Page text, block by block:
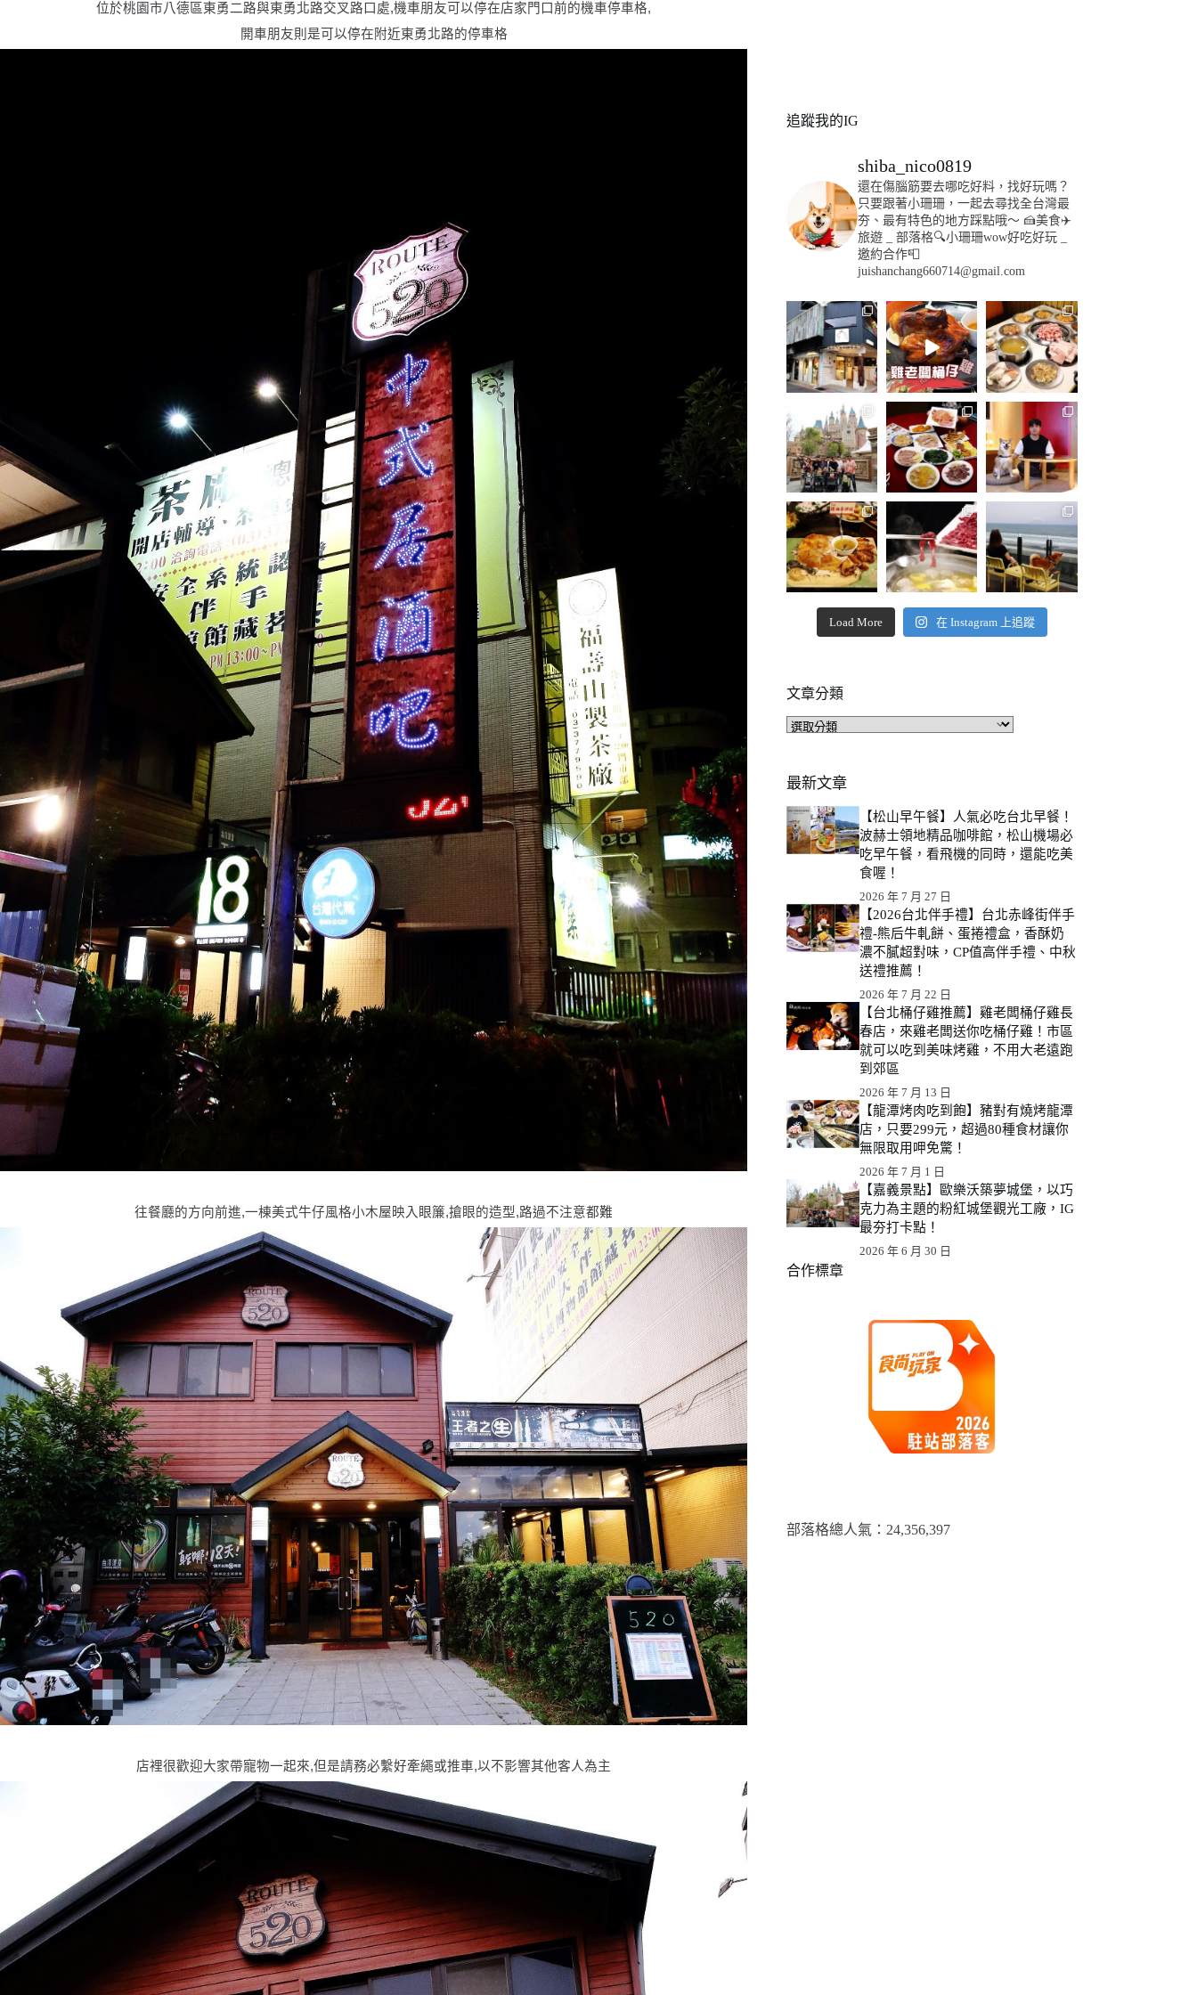
位於桃園市八德區東勇二路與東勇北路交叉路口處,機車朋友可以停在店家門口前的機車停車格,
開車朋友則是可以停在附近東勇北路的停車格
往餐廳的方向前進,一棟美式牛仔風格小木屋映入眼簾,搶眼的造型,路過不注意都難
店裡很歡迎大家帶寵物一起來,但是請務必繫好牽繩或推車,以不影響其他客人為主
追蹤我的IG
shiba_nico0819
還在傷腦筋要去哪吃好料，找好玩嗎？
只要跟著小珊珊，一起去尋找全台灣最
夯、最有特色的地方踩點哦～ 🍰美食✈️
旅遊
部落格🔍小珊珊wow好吃好玩
邀約合作📮
juishanchang660714@gmail.com
Load More 在 Instagram 上追蹤
文章分類
文
類
最新文章
【松山早午餐】人氣必吃台北早餐！
波赫士領地精品咖啡館，松山機場必
吃早午餐，看飛機的同時，還能吃美
食喔！
2026 年 7 月 27 日
【2026台北伴手禮】台北赤峰街伴手
禮-熊后牛軋餅、蛋捲禮盒，香酥奶
濃不膩超對味，CP值高伴手禮、中秋
送禮推薦！
2026 年 7 月 22 日
【台北桶仔雞推薦】雞老闆桶仔雞長
春店，來雞老闆送你吃桶仔雞！市區
就可以吃到美味烤雞，不用大老遠跑
到郊區
2026 年 7 月 13 日
【龍潭烤肉吃到飽】豬對有燒烤龍潭
店，只要299元，超過80種食材讓你
無限取用呷免驚！
2026 年 7 月 1 日
【嘉義景點】歐樂沃築夢城堡，以巧
克力為主題的粉紅城堡觀光工廠，IG
最夯打卡點！
2026 年 6 月 30 日
合作標章
部落格總人氣：​24,356,397